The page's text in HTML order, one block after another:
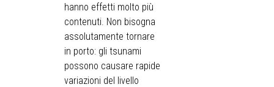
hanno effetti molto più
contenuti. Non bisogna
assolutamente tornare
in porto: gli tsunami
possono causare rapide
variazioni del livello